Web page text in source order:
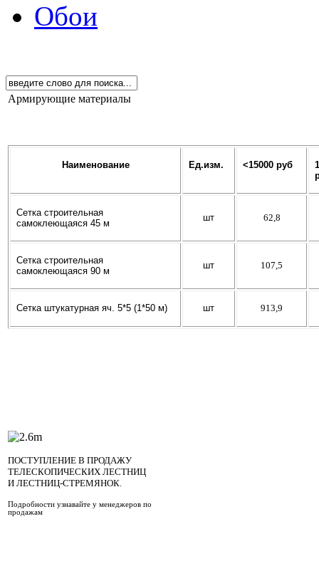
Обои
Армирующие материалы
Наименование Ед.изм. <15000 руб
Сетка строительная
самоклеющаяся 45 м
шт 62,8
Сетка строительная
самоклеющаяся 90 м
шт 107,5
Сетка штукатурная яч. 5*5 (1*50 м) шт 913,9
ПОСТУПЛЕНИЕ В ПРОДАЖУ
ТЕЛЕСКОПИЧЕСКИХ ЛЕСТНИЦ
И ЛЕСТНИЦ-СТРЕМЯНОК.
Подробности узнавайте у менеджеров по
продажам